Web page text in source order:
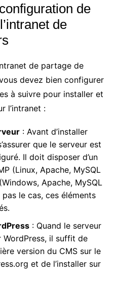
de
de
de partage de
devez bien configurer
à suivre pour installer et
l’intranet :
: Avant d’installer
que le serveur est
Il doit disposer d’un
(Linux, Apache, MySQL
Apache, MySQL
pas le cas, ces éléments
: Quand le serveur
il suffit de
version du CMS sur le
et de l’installer sur